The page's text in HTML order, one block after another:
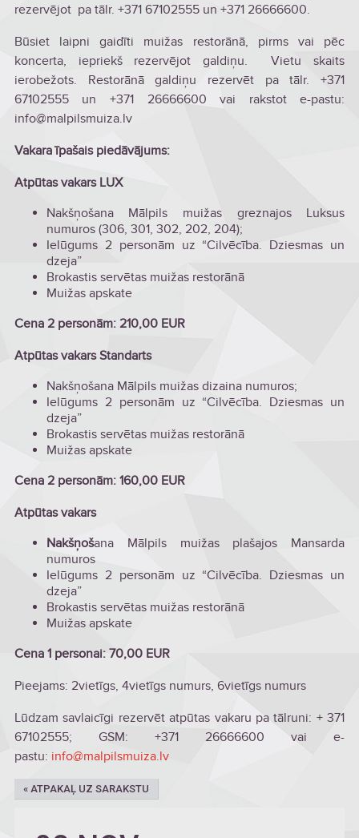
rezervējot pa tālr. +371 67102555 un +371 26666600.
Būsiet laipni gaidīti muižas restorānā, pirms vai pēc
koncerta, iepriekš rezervējot galdiņu. Vietu skaits
ierobežots. Restorānā galdiņu rezervēt pa tālr. +371
67102555 un +371 26666600 vai rakstot e-pastu:
info@malpilsmuiza.lv
Vakara īpašais piedāvājums:
Atpūtas vakars LUX
Nakšņošana Mālpils muižas greznajos Luksus
numuros (306, 301, 302, 202, 204);
Ielūgums 2 personām uz “Cilvēcība. Dziesmas un
dzeja”
Brokastis servētas muižas restorānā
Muižas apskate
Cena 2 personām: 210,00 EUR
Atpūtas vakars Standarts
Nakšņošana Mālpils muižas dizaina numuros;
Ielūgums 2 personām uz “Cilvēcība. Dziesmas un
dzeja”
Brokastis servētas muižas restorānā
Muižas apskate
Cena 2 personām: 160,00 EUR
Atpūtas vakars
Nakšņošana Mālpils muižas plašajos Mansarda
numuros
Ielūgums 2 personām uz “Cilvēcība. Dziesmas un
dzeja”
Brokastis servētas muižas restorānā
Muižas apskate
Cena 1 personai: 70,00 EUR
Pieejams: 2vietīgs, 4vietīgs numurs, 6vietīgs numurs
Lūdzam savlaicīgi rezervēt atpūtas vakaru pa tālruni: + 371
67102555; GSM: +371 26666600 vai e-
pastu: info@malpilsmuiza.lv
« ATPAKAĻ UZ SARAKSTU